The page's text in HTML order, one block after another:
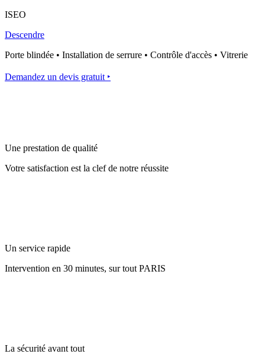
ISEO
Descendre
Porte blindée • Installation de serrure • Contrôle d'accès • Vitrerie
Demandez un devis gratuit ‣
Une prestation de qualité
Votre satisfaction est la clef de notre réussite
Un service rapide
Intervention en 30 minutes, sur tout PARIS
La sécurité avant tout